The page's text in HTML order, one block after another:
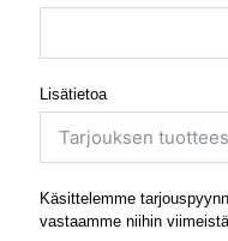
Lisätietoa
Käsittelemme
vastaamme niihin